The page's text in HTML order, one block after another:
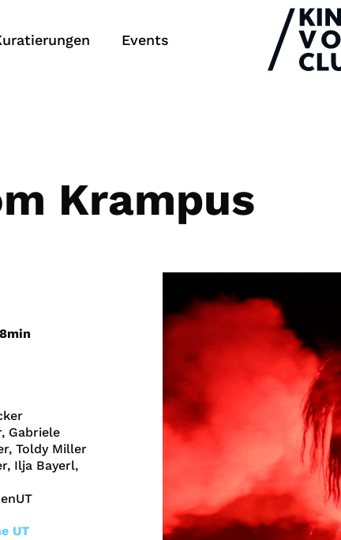
Events
&
Account
Suche
Events
Krampus
Gabriele
Toldy Miller
Ilja Bayerl,
UT